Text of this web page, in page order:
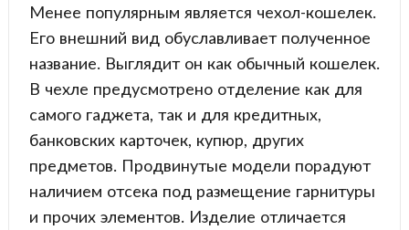
Менее популярным является чехол-кошелек.
Его внешний вид обуславливает полученное
название. Выглядит он как обычный кошелек.
В чехле предусмотрено отделение как для
самого гаджета, так и для кредитных,
банковских карточек, купюр, других
предметов. Продвинутые модели порадуют
наличием отсека под размещение гарнитуры
и прочих элементов. Изделие отличается